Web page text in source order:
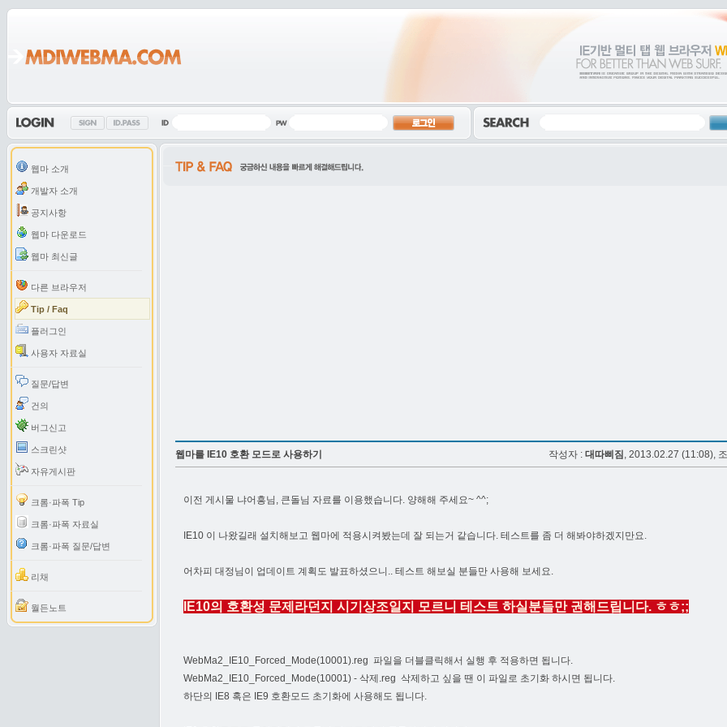
웹마 소개
개발자 소개
공지사항
웹마 다운로드
웹마 최신글
다른 브라우저
Tip / Faq
플러그인
사용자 자료실
질문/답변
건의
버그신고
스크린샷
자유게시판
크롬·파폭 Tip
크롬·파폭 자료실
크롬·파폭 질문/답변
리채
월든노트
웹마를 IE10 호환 모드로 사용하기 작성자 : 대따삐짐 , 2013.02.27 (11:08),
이전 게시물 냐어흥님, 큰돌님 자료를 이용했습니다. 양해해 주세요~ ^^;
IE10 이 나왔길래 설치해보고 웹마에 적용시켜봤는데 잘 되는거 같습니다. 테스트를 좀 더 해봐야하겠지만요.
어차피 대정님이 업데이트 계획도 발표하셨으니.. 테스트 해보실 분들만 사용해 보세요.
IE10의 호환성 문제라던지 시기상조일지 모르니 테스트 하실분들만 권해드립니다. ㅎㅎ;;
WebMa2_IE10_Forced_Mode(10001).reg 파일을 더블클릭해서 실행 후 적용하면 됩니다.
WebMa2_IE10_Forced_Mode(10001) - 삭제.reg 삭제하고 싶을 땐 이 파일로 초기화 하시면 됩니다.
하단의 IE8 혹은 IE9 호환모드 초기화에 사용해도 됩니다.